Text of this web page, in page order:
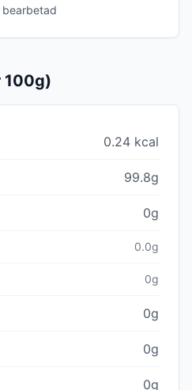
bearbetad
100g)
0.24 kcal
99.8g
0g
0.0g
0g
0g
0g
0g